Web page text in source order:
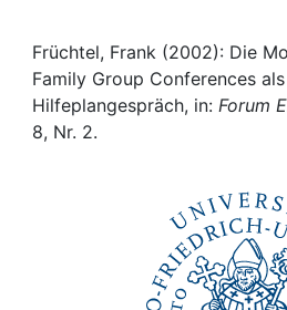
Awards
My FIS
Früchtel, Frank (2002): Die
Family Group Conferences
Hilfeplangespräch, in: Forum
8, Nr. 2.